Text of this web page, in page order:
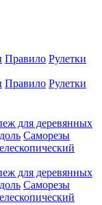
Правило Рулетки
Правило Рулетки
для деревянных
Саморезы
для деревянных
Саморезы